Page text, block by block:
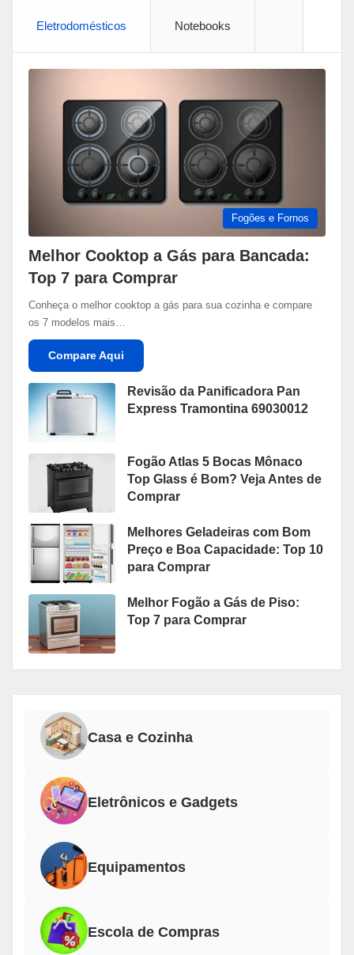
Eletrodomésticos Notebooks
Fogões e Fornos
Melhor Cooktop a Gás para Bancada:
Top 7 para Comprar
Conheça o melhor cooktop a gás para sua cozinha e compare
os 7 modelos mais…
Compare Aqui
Revisão da Panificadora Pan
Express Tramontina 69030012
Fogão Atlas 5 Bocas Mônaco
Top Glass é Bom? Veja Antes de
Comprar
Melhores Geladeiras com Bom
Preço e Boa Capacidade: Top 10
para Comprar
Melhor Fogão a Gás de Piso:
Top 7 para Comprar
Casa e Cozinha
Eletrônicos e Gadgets
Equipamentos
Escola de Compras